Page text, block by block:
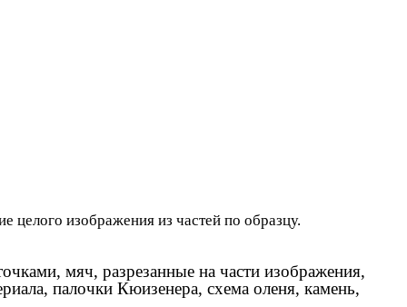
целого изображения из частей по образцу.
мяч, разрезанные на части изображения,
палочки Кюизенера, схема оленя, камень,